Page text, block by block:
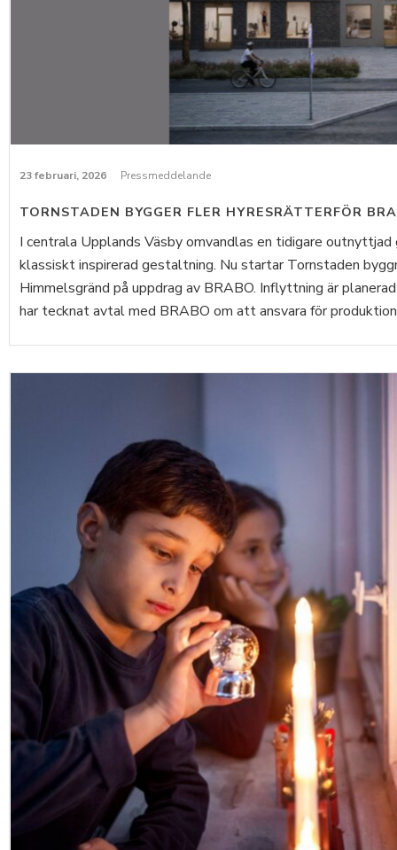
23 februari, 2026 Pressmeddelande
TORNSTADEN BYGGER FLER HYRESRÄTTERFÖR
I centrala Upplands Väsby omvandlas en tidigare
klassiskt inspirerad gestaltning. Nu startar Tornstaden
Himmelsgränd på uppdrag av BRABO. Inflyttning är
har tecknat avtal med BRABO om att ansvara för